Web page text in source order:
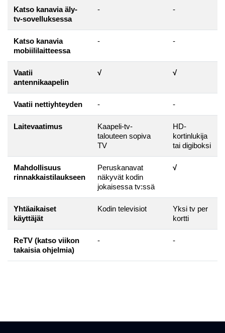
Katso kanavia äly-
tv-sovelluksessa
- -
Katso kanavia
mobiililaitteessa
- -
Vaatii
antennikaapelin
√ √
Vaatii nettiyhteyden - -
Laitevaatimus
Kaapeli-tv-
talouteen sopiva
TV
HD-
kortinlukija
tai digiboksi
Mahdollisuus
rinnakkaistilaukseen
Peruskanavat
näkyvät kodin
jokaisessa tv:ssä
√
Yhtäaikaiset
käyttäjät
Kodin televisiot
Yksi tv per
kortti
ReTV (katso viikon
takaisia ohjelmia)
- -